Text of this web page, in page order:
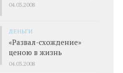
04.03.2008
ДЕНЬГИ
«Развал-схождение»
ценою в жизнь
04.03.2008